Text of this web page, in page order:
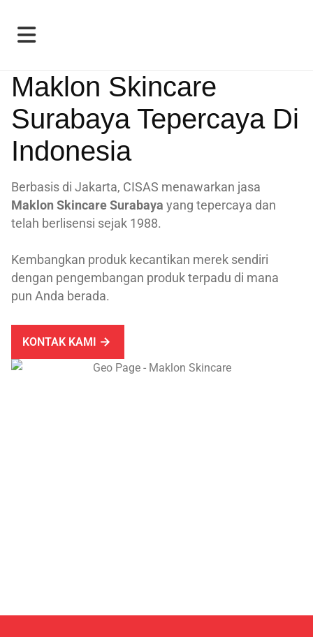
Maklon Skincare
Surabaya Tepercaya Di
Indonesia
Berbasis di Jakarta, CISAS menawarkan jasa
Maklon Skincare Surabaya yang tepercaya dan
telah berlisensi sejak 1988.
Kembangkan produk kecantikan merek sendiri
dengan pengembangan produk terpadu di mana
pun Anda berada.
KONTAK KAMI